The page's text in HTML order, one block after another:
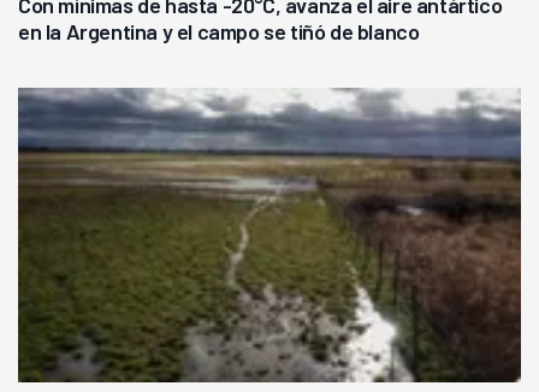
en la Argentina y el campo se tiñó de blanco